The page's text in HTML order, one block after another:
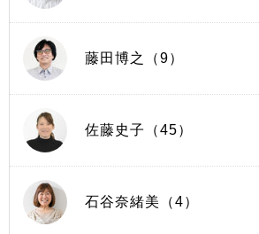
藤田博之（9）
佐藤史子（45）
石谷奈緒美（4）